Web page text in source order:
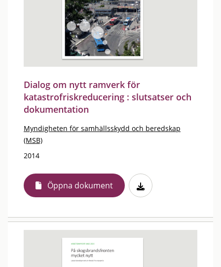
Dialog om nytt ramverk för
katastrofriskreducering : slutsatser och
dokumentation
Myndigheten för samhällsskydd och beredskap
(MSB)
2014
Öppna dokument